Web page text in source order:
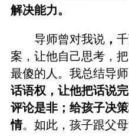
解决能力。
导师曾对我说 ，
案，让他自己思考，
最傻的人。我总结导
话语权，让他把话说
评论是非；给孩子决
情。如此，孩子跟父